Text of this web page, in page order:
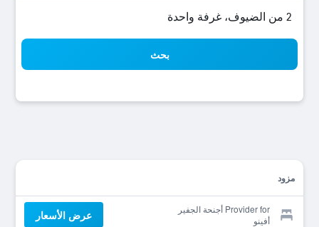
2 من الضيوف، غرفة واحدة
بحث
مزود
Provider for أجنحة الجفير
أفينو
عرض الأسعار